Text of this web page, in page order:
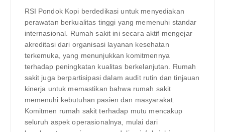
RSI Pondok Kopi berdedikasi untuk menyediakan
perawatan berkualitas tinggi yang memenuhi standar
internasional. Rumah sakit ini secara aktif mengejar
akreditasi dari organisasi layanan kesehatan
terkemuka, yang menunjukkan komitmennya
terhadap peningkatan kualitas berkelanjutan. Rumah
sakit juga berpartisipasi dalam audit rutin dan tinjauan
kinerja untuk memastikan bahwa rumah sakit
memenuhi kebutuhan pasien dan masyarakat.
Komitmen rumah sakit terhadap mutu mencakup
seluruh aspek operasionalnya, mulai dari